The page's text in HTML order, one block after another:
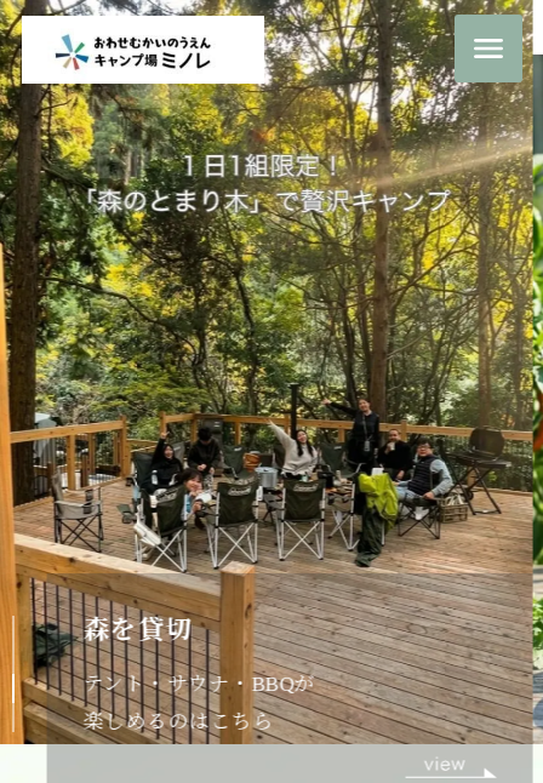
ご購入はこちら